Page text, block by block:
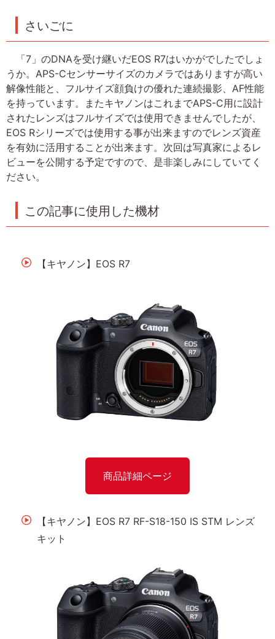
さいごに
「7」のDNAを受け継いだEOS R7はいかがでしたでしょ
うか。APS-Cセンサーサイズのカメラではありますが高い
解像性能と、フルサイズ顔負けの優れた連続撮影、AF性能
を持っています。またキヤノンはこれまでAPS-C用に設計
されたレンズはフルサイズでは使用できませんでしたが、
EOS Rシリーズでは使用する事が出来ますのでレンズ資産
を有効に活用することが出来ます。次回は写真家によるレ
ビューを公開する予定ですので、是非楽しみにしていてく
ださい。
この記事に使用した機材
【キヤノン】EOS R7
商品詳細ページ
【キヤノン】EOS R7 RF-S18-150 IS STM レンズ
キット